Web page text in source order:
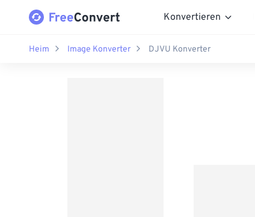
Konvertieren
Heim Image Konverter DJVU Konverter